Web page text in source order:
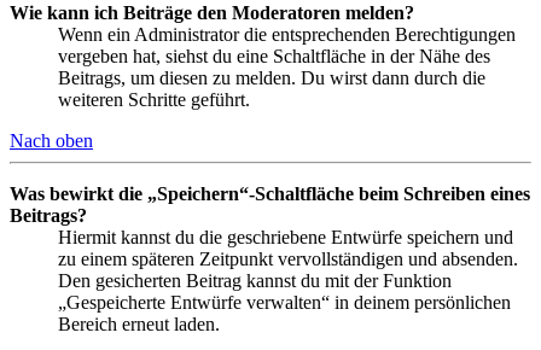
Wie kann ich Beiträge den Moderatoren melden?
Wenn ein Administrator die entsprechenden Berechtigungen
vergeben hat, siehst du eine Schaltfläche in der Nähe des
Beitrags, um diesen zu melden. Du wirst dann durch die
weiteren Schritte geführt.
Nach oben
Was bewirkt die „Speichern“-Schaltfläche beim Schreiben eines
Beitrags?
Hiermit kannst du die geschriebene Entwürfe speichern und
zu einem späteren Zeitpunkt vervollständigen und absenden.
Den gesicherten Beitrag kannst du mit der Funktion
„Gespeicherte Entwürfe verwalten“ in deinem persönlichen
Bereich erneut laden.